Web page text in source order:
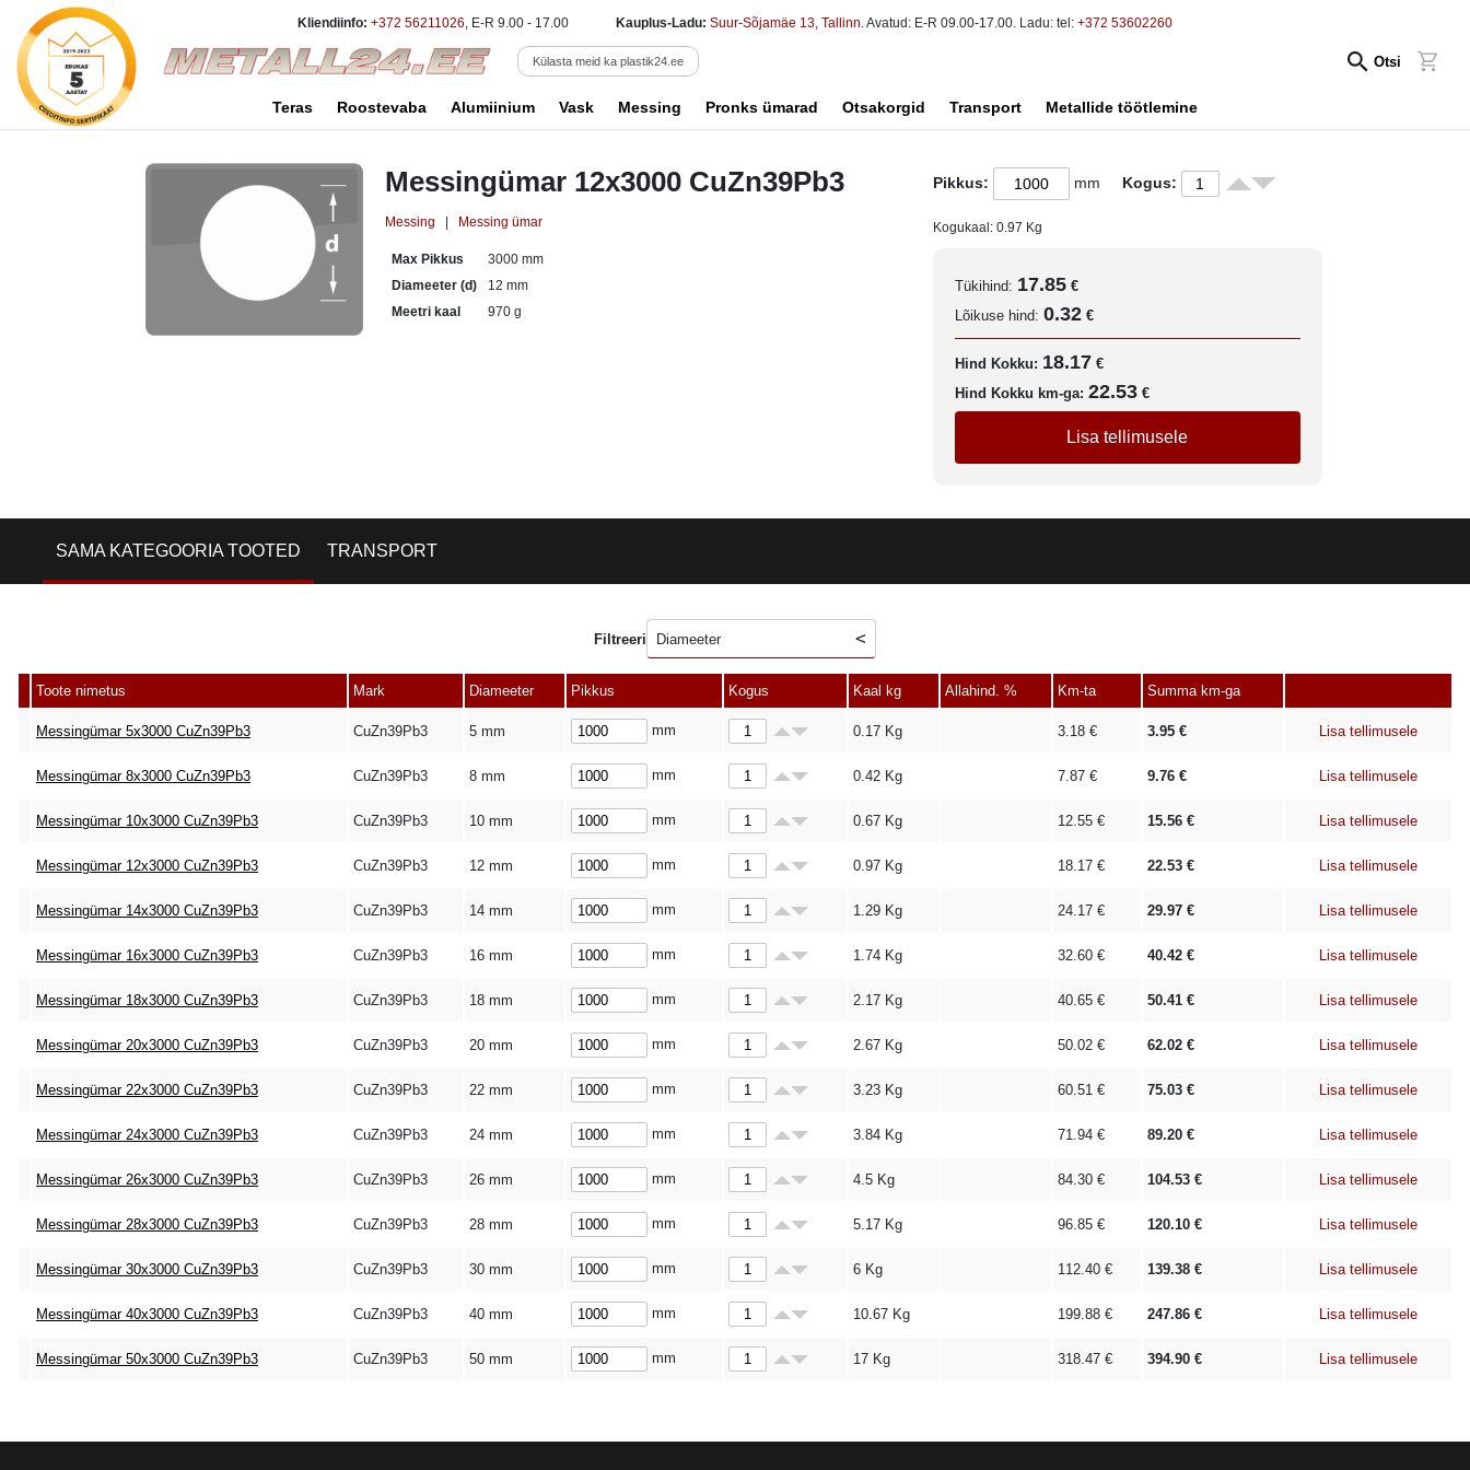
Kliendiinfo: +372 56211026, E-R 9.00 - 17.00 Kauplus-Ladu: Suur-Sõjamäe 13, Tallinn. Avatud: E-R 09.00-17.00. Ladu: tel: +372 53602260
Külasta meid ka plastik24.ee Otsi
Teras Roostevaba Alumiinium Vask Messing Pronks ümarad Otsakorgid Transport Metallide töötlemine
Messingümar 12x3000 CuZn39Pb3
Messing Messing ümar
Max Pikkus
3000 mm
Diameeter (d)
12 mm
Meetri kaal
970 g
Pikkus: mm Kogus:
Kogukaal: 0.97 Kg
Tükihind: 17.85 €
Lõikuse hind: 0.32 €
Hind Kokku: 18.17 €
Hind Kokku km-ga: 22.53 €
Lisa tellimusele
SAMA KATEGOORIA TOOTED TRANSPORT
Filtreeri Diameeter
Toote nimetus Mark Diameeter Pikkus Kogus Kaal kg Allahind. % Km-ta Summa km-ga
Messingümar 5x3000 CuZn39Pb3 CuZn39Pb3 5 mm mm 0.17 Kg 3.18 € 3.95 € Lisa tellimusele
Messingümar 8x3000 CuZn39Pb3 CuZn39Pb3 8 mm mm 0.42 Kg 7.87 € 9.76 € Lisa tellimusele
Messingümar 10x3000 CuZn39Pb3 CuZn39Pb3 10 mm mm 0.67 Kg 12.55 € 15.56 € Lisa tellimusele
Messingümar 12x3000 CuZn39Pb3 CuZn39Pb3 12 mm mm 0.97 Kg 18.17 € 22.53 € Lisa tellimusele
Messingümar 14x3000 CuZn39Pb3 CuZn39Pb3 14 mm mm 1.29 Kg 24.17 € 29.97 € Lisa tellimusele
Messingümar 16x3000 CuZn39Pb3 CuZn39Pb3 16 mm mm 1.74 Kg 32.60 € 40.42 € Lisa tellimusele
Messingümar 18x3000 CuZn39Pb3 CuZn39Pb3 18 mm mm 2.17 Kg 40.65 € 50.41 € Lisa tellimusele
Messingümar 20x3000 CuZn39Pb3 CuZn39Pb3 20 mm mm 2.67 Kg 50.02 € 62.02 € Lisa tellimusele
Messingümar 22x3000 CuZn39Pb3 CuZn39Pb3 22 mm mm 3.23 Kg 60.51 € 75.03 € Lisa tellimusele
Messingümar 24x3000 CuZn39Pb3 CuZn39Pb3 24 mm mm 3.84 Kg 71.94 € 89.20 € Lisa tellimusele
Messingümar 26x3000 CuZn39Pb3 CuZn39Pb3 26 mm mm 4.5 Kg 84.30 € 104.53 € Lisa tellimusele
Messingümar 28x3000 CuZn39Pb3 CuZn39Pb3 28 mm mm 5.17 Kg 96.85 € 120.10 € Lisa tellimusele
Messingümar 30x3000 CuZn39Pb3 CuZn39Pb3 30 mm mm 6 Kg 112.40 € 139.38 € Lisa tellimusele
Messingümar 40x3000 CuZn39Pb3 CuZn39Pb3 40 mm mm 10.67 Kg 199.88 € 247.86 € Lisa tellimusele
Messingümar 50x3000 CuZn39Pb3 CuZn39Pb3 50 mm mm 17 Kg 318.47 € 394.90 € Lisa tellimusele